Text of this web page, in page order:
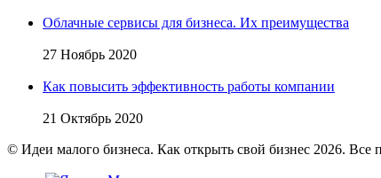
Облачные сервисы для бизнеса. Их преимущества
27 Ноябрь 2020
Как повысить эффективность работы компании
21 Октябрь 2020
© Идеи малого бизнеса. Как открыть свой бизнес 2026. Все